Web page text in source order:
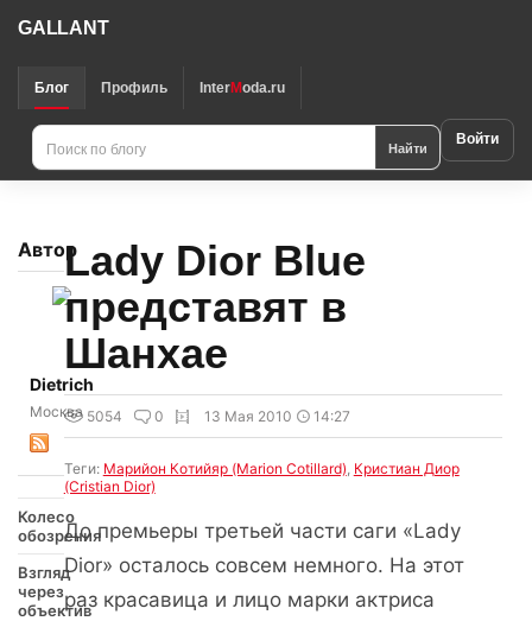
GALLANT
Блог Профиль InterModa.ru
Найти Войти
Автор
Dietrich
Москва
Колесо
обозрения
Взгляд
через
объектив
Lady Dior Blue
представят в
Шанхае
5054 0 13 Мая 2010 14:27
Теги: Марийон Котийяр (Marion Cotillard), Кристиан Диор
(Cristian Dior)
До премьеры третьей части саги «Lady
Dior» осталось совсем немного. На этот
раз красавица и лицо марки актриса